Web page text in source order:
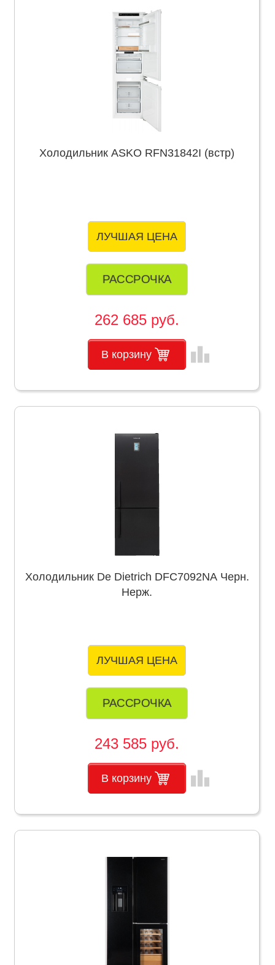
Холодильник ASKO RFN31842I (встр)
ЛУЧШАЯ ЦЕНА
РАССРОЧКА
262 685 руб.
В корзину leaderboard
Холодильник De Dietrich DFC7092NA Черн.
Нерж.
ЛУЧШАЯ ЦЕНА
РАССРОЧКА
243 585 руб.
В корзину leaderboard